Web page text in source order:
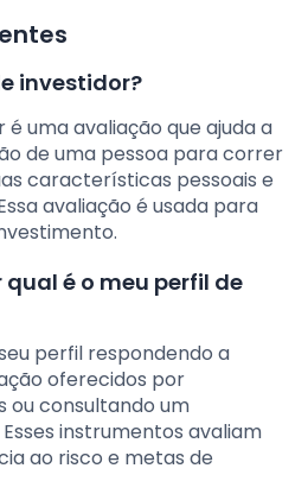
investidor?
uma avaliação que ajuda a
de uma pessoa para correr
características pessoais e
avaliação é usada para
é o meu perfil de
perfil respondendo a
oferecidos por
ou consultando um
instrumentos avaliam
ao risco e metas de